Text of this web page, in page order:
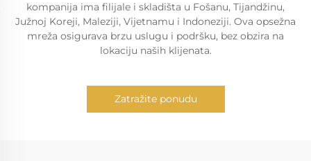
kompanija ima filijale i skladišta u Fošanu, Tijandžinu,
Južnoj Koreji, Maleziji, Vijetnamu i Indoneziji. Ova opsežna
mreža osigurava brzu uslugu i podršku, bez obzira na
lokaciju naših klijenata.
Zatražite ponudu